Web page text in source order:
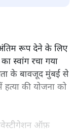
अंतिम रूप देने के लिए
स्वांग रचा गया
के बावजूद मुंबई से
की योजना को
ऑफ़